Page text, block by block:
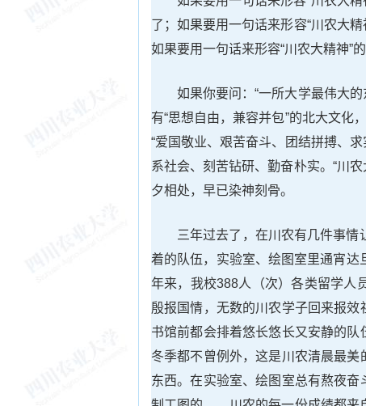
了；如果要用一句话来形容“川农大精
如果要用一句话来形容“川农大精神”
如果你要问：“一所大学最伟大
有“思想自由，兼容并包”的北大文化
“爱国敬业、艰苦奋斗、团结拼搏、
系社会、刻苦钻研、勤奋朴实。“川
夕相处，早已染神刻骨。
三年过去了，在川农有几件事
着的队伍，实验室、绘图室里通宵
年来，我校388人（次）各类留学人
殷报国情，无数的川农学子回来报
书馆前都会排着悠长悠长又安静的
冬季都不曾例外，这是川农清晨最
东西。在实验室、绘图室总有熬夜